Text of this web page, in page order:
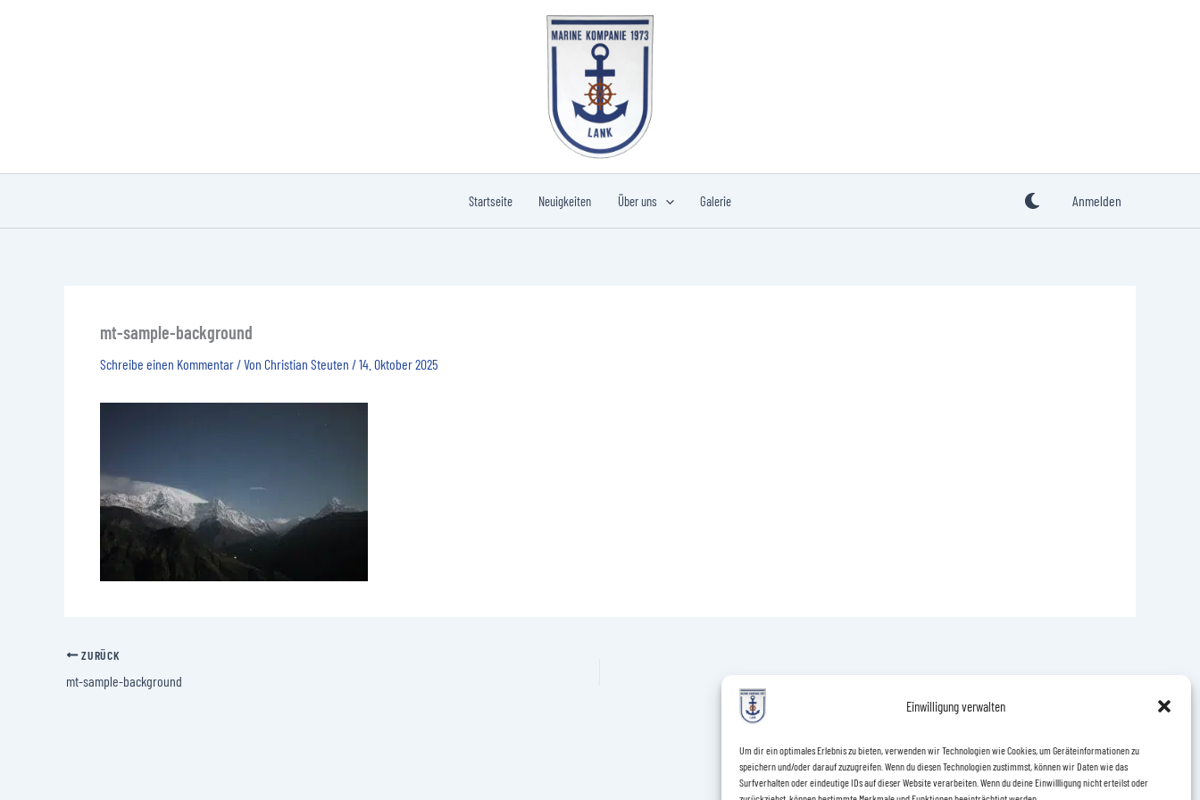
Einwilligung verwalten
Um dir ein optimales Erlebnis zu bieten, verwenden wir Technologien wie Cookies, um Geräteinformationen zu
speichern und/oder darauf zuzugreifen. Wenn du diesen Technologien zustimmst, können wir Daten wie das
Surfverhalten oder eindeutige IDs auf dieser Website verarbeiten. Wenn du deine Einwillligung nicht erteilst oder
Startseite Neuigkeiten Über uns Galerie Anmelden
mt-sample-background
Schreibe einen Kommentar/ Von Christian Steuten /14. Oktober 2025
ZURÜCK
mt-sample-background